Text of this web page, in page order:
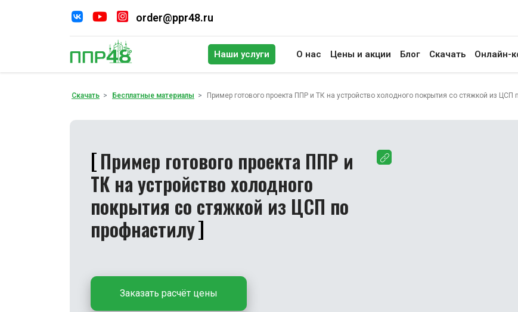
order@ppr48.ru
Наши услуги О нас Цены и акции Блог Скачать Онлайн-
Скачать Бесплатные материалы Пример готового проекта ППР и ТК на устройство холодного покрытия со стяжкой из ЦСП
Пример готового проекта ППР и
ТК на устройство холодного
покрытия со стяжкой из ЦСП по
профнастилу
Заказать расчёт цены
Поиск